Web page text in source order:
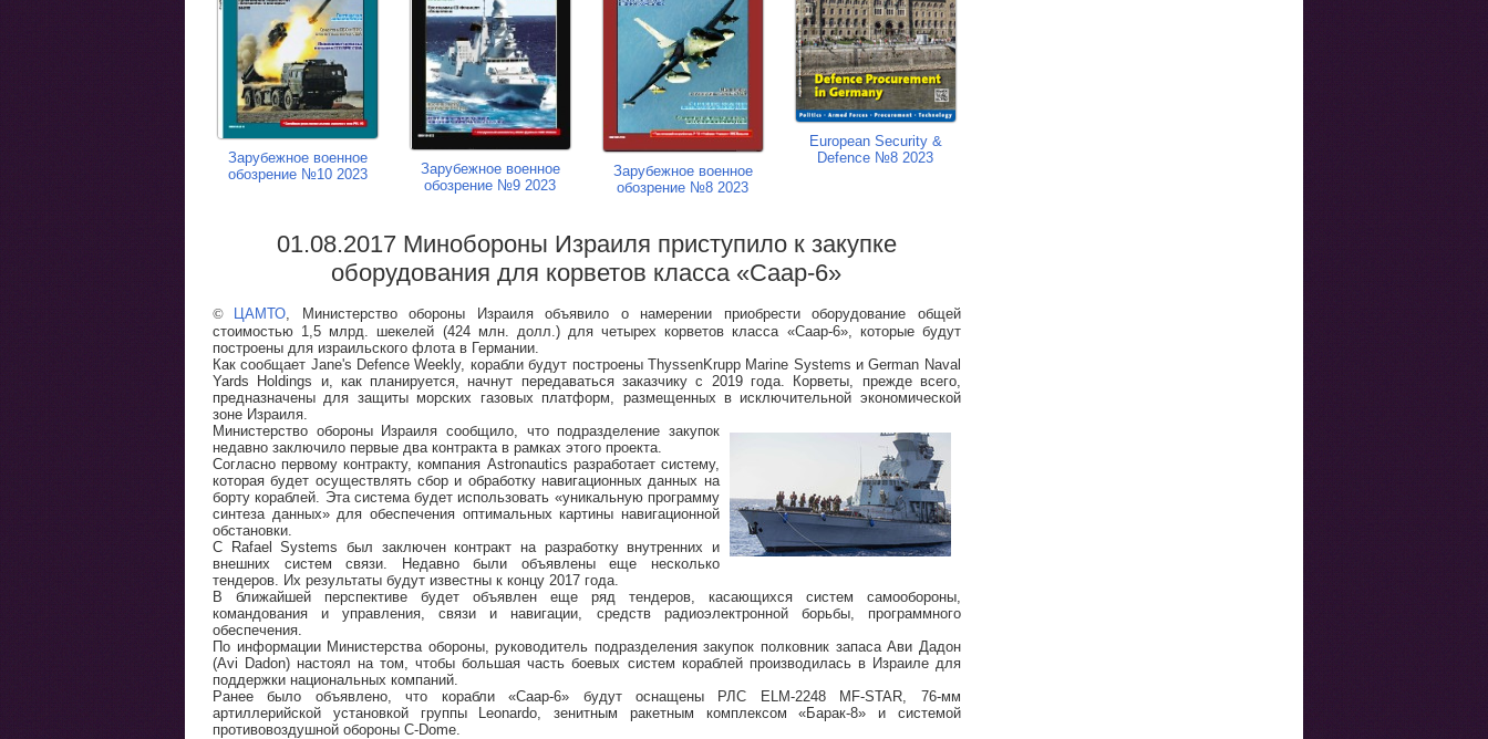
Зарубежное военное
обозрение №10 2023
Зарубежное военное
обозрение №9 2023
Зарубежное военное
обозрение №8 2023
European Security &
Defence №8 2023
01.08.2017 Минобороны Израиля приступило к закупке
оборудования для корветов класса «Саар-6»
© ЦАМТО , Министерство обороны Израиля объявило о намерении приобрести оборудование общей
стоимостью 1,5 млрд. шекелей (424 млн. долл.) для четырех корветов класса «Саар-6», которые будут
построены для израильского флота в Германии.
Как сообщает Jane's Defence Weekly, корабли будут построены ThyssenKrupp Marine Systems и German Naval
Yards Holdings и, как планируется, начнут передаваться заказчику с 2019 года. Корветы, прежде всего,
предназначены для защиты морских газовых платформ, размещенных в исключительной экономической
зоне Израиля.
Министерство обороны Израиля сообщило, что подразделение закупок
недавно заключило первые два контракта в рамках этого проекта.
Согласно первому контракту, компания Astronautics разработает систему,
которая будет осуществлять сбор и обработку навигационных данных на
борту кораблей. Эта система будет использовать «уникальную программу
синтеза данных» для обеспечения оптимальных картины навигационной
обстановки.
С Rafael Systems был заключен контракт на разработку внутренних и
внешних систем связи. Недавно были объявлены еще несколько
тендеров. Их результаты будут известны к концу 2017 года.
В ближайшей перспективе будет объявлен еще ряд тендеров, касающихся систем самообороны,
командования и управления, связи и навигации, средств радиоэлектронной борьбы, программного
обеспечения.
По информации Министерства обороны, руководитель подразделения закупок полковник запаса Ави Дадон
(Avi Dadon) настоял на том, чтобы большая часть боевых систем кораблей производилась в Израиле для
поддержки национальных компаний.
Ранее было объявлено, что корабли «Саар-6» будут оснащены РЛС ELM-2248 MF-STAR, 76-мм
артиллерийской установкой группы Leonardo, зенитным ракетным комплексом «Барак-8» и системой
противовоздушной обороны C-Dome.